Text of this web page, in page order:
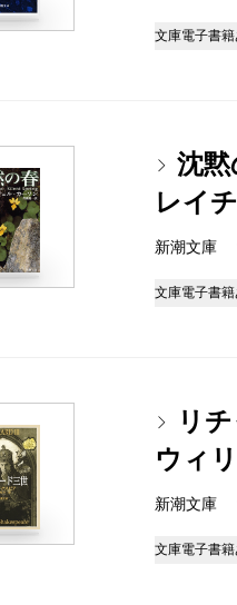
文庫電子書籍
沈
レイ
新潮文庫
文庫電子書籍
リ
ウィ
新潮文庫
文庫電子書籍